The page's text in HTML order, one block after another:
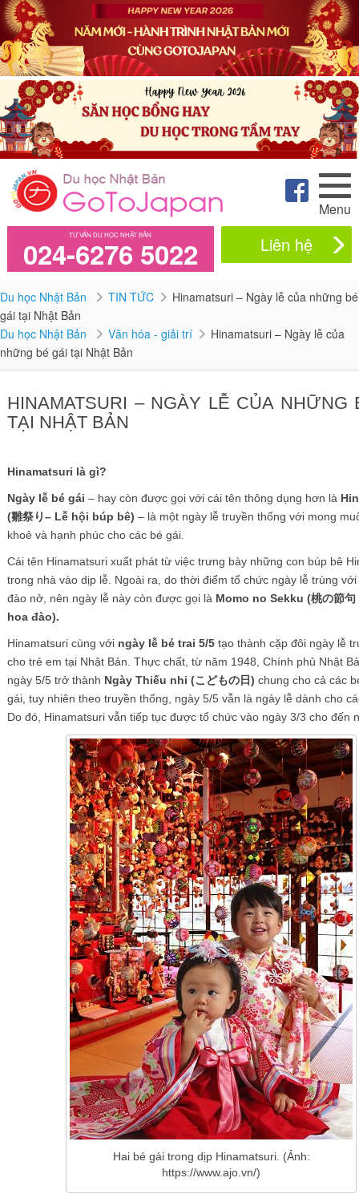
Menu
TƯ VẤN DU HỌC NHẬT BẢN
024-6276 5022 Liên hệ
Du học Nhật Bản TIN TỨC
Hinamatsuri – Ngày lễ của những bé
gái tại Nhật Bản
Du học Nhật Bản
Văn hóa - giải trí
Hinamatsuri – Ngày lễ của
những bé gái tại Nhật Bản
HINAMATSURI – NGÀY LỄ CỦA NHỮNG
TẠI NHẬT BẢN
Hinamatsuri là gì?
Ngày lễ bé gái – hay còn được gọi với cái tên thông dụng hơn là
(雛祭り– Lễ hội búp bê) – là một ngày lễ truyền thống với mong
khoẻ và hạnh phúc cho các bé gái.
Cái tên Hinamatsuri xuất phát từ việc trưng bày những con búp bê
trong nhà vào dịp lễ. Ngoài ra, do thời điểm tổ chức ngày lễ trùng
đào nở, nên ngày lễ này còn được gọi là Momo no Sekku (桃の節
hoa đào).
Hinamatsuri cùng với ngày lễ bé trai 5/5tạo thành cặp đôi ngày lễ
cho trẻ em tại Nhật Bản. Thực chất, từ năm 1948, Chính phủ Nhật
ngày 5/5 trở thành Ngày Thiếu nhi (こどもの日) chung cho cả các
gái, tuy nhiên theo truyền thống, ngày 5/5 vẫn là ngày lễ dành cho
Do đó, Hinamatsuri vẫn tiếp tục được tổ chức vào ngày 3/3 cho đến
Hai bé gái trong dịp Hinamatsuri. (Ảnh:
https://www.ajo.vn/)